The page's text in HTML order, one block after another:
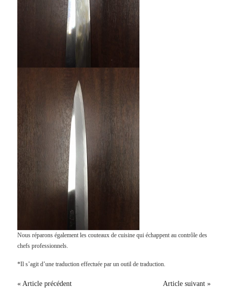
Nous réparons également les couteaux de cuisine qui échappent au contrôle des
chefs professionnels.
*Il s’agit d’une traduction effectuée par un outil de traduction.
« Article précédent Article suivant »